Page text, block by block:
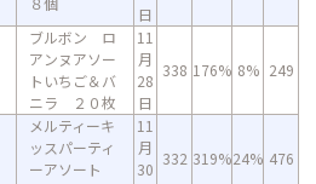
日
ブルボン ロ
アンヌアソー
トいちご＆バ
ニラ ２０枚
11
月
28
日
338 176% 8% 249
メルティーキ
ッスパーティ
ーアソート
11
月
30
332 319%24% 476